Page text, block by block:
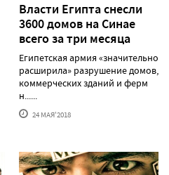
Власти Египта снесли
3600 домов на Синае
всего за три месяца
Египетская армия «значительно
расширила» разрушение домов,
коммерческих зданий и ферм
н......
24 МАЯ'2018